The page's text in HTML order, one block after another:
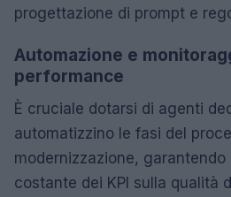
progettazione di prompt e
Automazione e
performance
È cruciale dotarsi di agenti
automatizzino le fasi del
modernizzazione,
costante dei KPI sulla qualità